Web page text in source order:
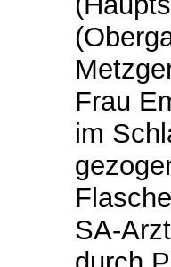
Frau
im
SA-